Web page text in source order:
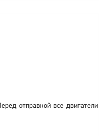
отправкой все двигатели